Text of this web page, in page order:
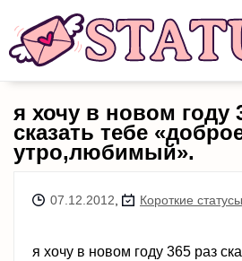
я хочу в новом году
сказать тебе
утро,любимый».
07.12.2012 Короткие
я хочу в новом году 365 раз